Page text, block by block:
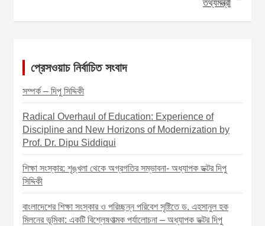
তথ্যমন্ত্রী
প্রেসওয়াচ নির্বাচিত সংবাদ
সম্পর্ক – দিপু সিদ্দিকী
Radical Overhaul of Education: Experience of
Discipline and New Horizons of Modernization by
Prof. Dr. Dipu Siddiqui
শিক্ষা সংস্কার: শৃঙ্খলা থেকে অগ্রগতির সম্ভাবনা- অধ্যাপক ডক্টর দিপু
সিদ্দিকী
বাংলাদেশের শিক্ষা সংস্কার ও পরিচ্ছন্ন পরিবেশ সৃষ্টিতে ড. এহসানুল হক
মিলনের ভূমিকা: একটি বিশ্লেষণাত্মক পর্যালোচনা – অধ্যাপক ডক্টর দিপু